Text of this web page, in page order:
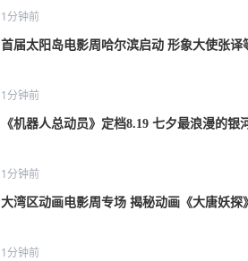
1分钟前
首届太阳岛电影周哈尔滨启动 形象大使张译
1分钟前
《机器人总动员》定档8.19 七夕最浪漫的银
1分钟前
大湾区动画电影周专场 揭秘动画《大唐妖探
1分钟前